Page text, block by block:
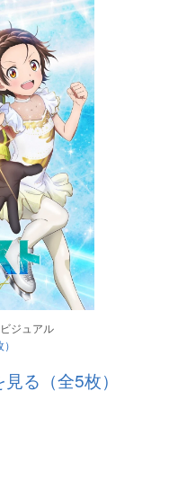
ジュアル
る（全5枚）